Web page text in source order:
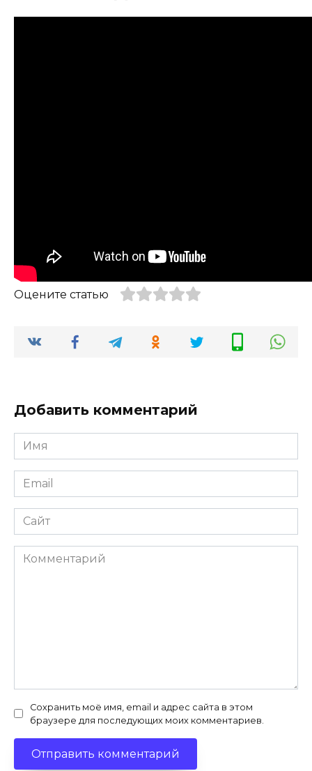
Оцените статью
Добавить комментарий
Имя
*
Email
*
Сайт
Комментарий
Сохранить моё имя, email и адрес сайта в этом
браузере для последующих моих комментариев.